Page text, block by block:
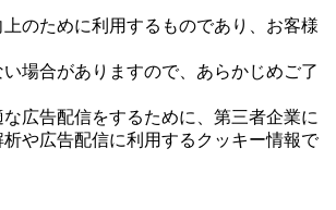
のために利用するものであり、お客様
場合がありますので、あらかじめご了
広告配信をするために、第三者企業に
や広告配信に利用するクッキー情報で